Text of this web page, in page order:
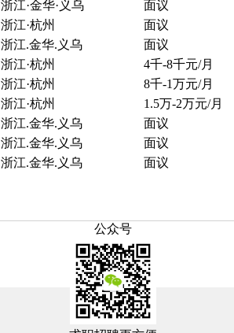
浙江·金华·义乌
面议
浙江·杭州
面议
浙江.金华.义乌
面议
浙江·杭州
4千-8千元/月
浙江·杭州
8千-1万元/月
浙江·杭州
1.5万-2万元/月
浙江.金华.义乌 面议
浙江.金华.义乌 面议
浙江.金华.义乌
面议
公众号